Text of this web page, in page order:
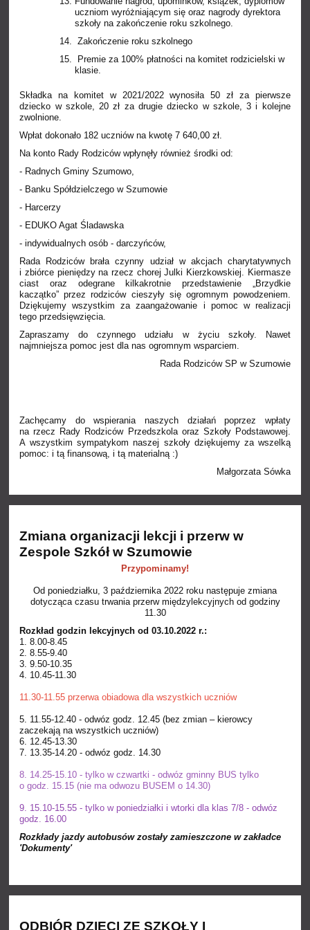
uczniom wyróżniającym się oraz nagrody dyrektora
szkoły na zakończenie roku szkolnego.
Zakończenie roku szkolnego
Premie za 100% płatności na komitet rodzicielski w
klasie.
Składka na komitet w 2021/2022 wynosiła 50 zł za pierwsze
dziecko w szkole, 20 zł za drugie dziecko w szkole, 3 i kolejne
zwolnione.
Wpłat dokonało 182 uczniów na kwotę 7 640,00 zł.
Na konto Rady Rodziców wpłynęły również środki od:
- Radnych Gminy Szumowo,
- Banku Spółdzielczego w Szumowie
- Harcerzy
- EDUKO Agat Śladawska
- indywidualnych osób - darczyńców,
Rada Rodziców brała czynny udział w akcjach charytatywnych
i zbiórce pieniędzy na rzecz chorej Julki Kierzkowskiej. Kiermasze
ciast oraz odegrane kilkakrotnie przedstawienie „Brzydkie
kaczątko” przez rodziców cieszyły się ogromnym powodzeniem.
Dziękujemy wszystkim za zaangażowanie i pomoc w realizacji
tego przedsięwzięcia.
Zapraszamy do czynnego udziału w życiu szkoły. Nawet
najmniejsza pomoc jest dla nas ogromnym wsparciem.
Rada Rodziców SP w Szumowie
Zachęcamy do wspierania naszych działań poprzez wpłaty
na rzecz Rady Rodziców Przedszkola oraz Szkoły Podstawowej.
A wszystkim sympatykom naszej szkoły dziękujemy za wszelką
pomoc: i tą finansową, i tą materialną :)
Małgorzata Sówka
Zmiana organizacji lekcji i przerw w
Zespole Szkół w Szumowie
Przypominamy!
Od poniedziałku, 3 października 2022 roku następuje zmiana
dotycząca czasu trwania przerw międzylekcyjnych od godziny
11.30
Rozkład godzin lekcyjnych od 03.10.2022 r.:
1. 8.00-8.45
2. 8.55-9.40
3. 9.50-10.35
4. 10.45-11.30
11.30-11.55 przerwa obiadowa dla wszystkich uczniów
5. 11.55-12.40 - odwóz godz. 12.45 (bez zmian – kierowcy
zaczekają na wszystkich uczniów)
6. 12.45-13.30
7. 13.35-14.20 - odwóz godz. 14.30
8. 14.25-15.10- tylko w czwartki - odwóz gminny BUS tylko
o godz. 15.15 (nie ma odwozu BUSEM o 14.30)
9. 15.10-15.55 - tylko w poniedziałki i wtorki dla klas 7/8 - odwóz
godz. 16.00
Rozkłady jazdy autobusów zostały zamieszczone w zakładce
'Dokumenty'
ODBIÓR DZIECI ZE SZKOŁY I